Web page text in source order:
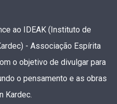
ao IDEAK (Instituto de
- Associação Espírita
o objetivo de divulgar para
o pensamento e as obras
Kardec.